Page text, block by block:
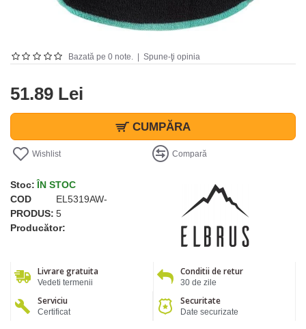
Bazată pe 0 note. Spune-ţi opinia
51.89 Lei
CUMPĂRA
Wishlist Compară
Stoc: ÎN STOC
COD
PRODUS:
EL5319AW-
5
Producător:
Livrare gratuita
Vedeti termenii
Conditii de retur
30 de zile
Serviciu
Certificat
Securitate
Date securizate